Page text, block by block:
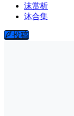
沫赏析
沐合集
投稿